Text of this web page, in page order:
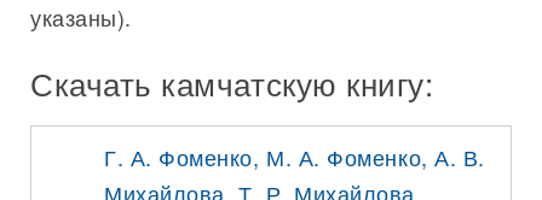
указаны).
Скачать камчатскую книгу:
Г. А. Фоменко, М. А. Фоменко, А. В.
Михайлова, Т. Р. Михайлова.